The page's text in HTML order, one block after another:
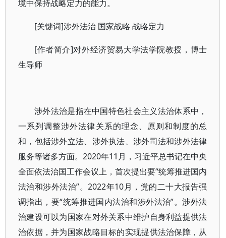
境中保持战略定力的能力。
[关键词]涉外法治 国家战略 战略定力
[作者简介]对外经济贸易大学法学院教授，博士
生导师
涉外法治是指在中国特色社会主义法治体系中，
一系列调整涉外法律关系的理念、原则和制度的总
和，包括涉外立法、涉外执法、涉外司法和涉外法律
服务等诸多方面。2020年11月，习近平总书记在中央
全面依法治国工作会议上，首次提出要“统筹推进国内
法治和涉外法治”。2022年10月，党的二十大报告强
调指出，要“统筹推进国内法治和涉外法治”。涉外法
治建设可以为国家在对外关系中维护自身利益提供法
治依据，并为国家战略目标的实现提供法治保障，从